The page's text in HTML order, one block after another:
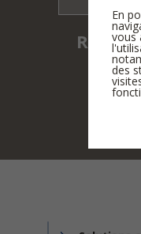
En
vous
des